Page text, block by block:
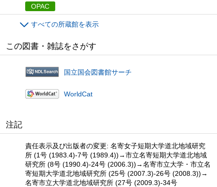
OPAC
すべての所蔵館を表示
この図書・雑誌をさがす
国立国会図書館サーチ
WorldCat
注記
責任表示及び出版者の変更: 名寄女子短期大学道北地域研究
所 (1号 (1983.4)-7号 (1989.4))→市立名寄短期大学道北地域
研究所 (8号 (1990.4)-24号 (2006.3))→名寄市立大学・市立名
寄短期大学道北地域研究所 (25号 (2007.3)-26号 (2008.3))→
名寄市立大学道北地域研究所 (27号 (2009.3)-34号